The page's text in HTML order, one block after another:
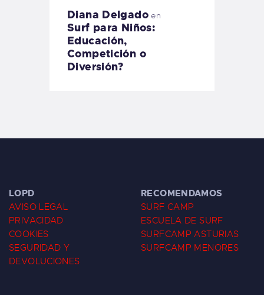
Diana Delgadoen
Surf para Niños:
Educación,
Competición o
Diversión?
LOPD
AVISO LEGAL
PRIVACIDAD
COOKIES
SEGURIDAD Y
DEVOLUCIONES
RECOMENDAMOS
SURF CAMP
ESCUELA DE SURF
SURFCAMP ASTURIAS
SURFCAMP MENORES